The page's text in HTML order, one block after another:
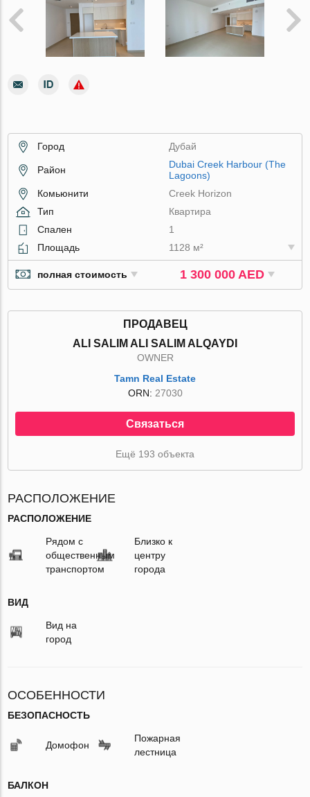
Город Дубай
Район
Dubai Creek Harbour (The
Lagoons)
Комьюнити
Creek Horizon
Тип
Квартира
Спален
1
Площадь
1128 м²
полная стоимость 1 300 000 AED
ПРОДАВЕЦ
ALI SALIM ALI SALIM ALQAYDI
OWNER
Tamn Real Estate
ORN: 27030
Связаться
Ещё 193 объекта
РАСПОЛОЖЕНИЕ
РАСПОЛОЖЕНИЕ
Рядом с
общественным
транспортом
Близко к
центру
города
ВИД
Вид на
город
ОСОБЕННОСТИ
БЕЗОПАСНОСТЬ
Домофон
Пожарная
лестница
БАЛКОН